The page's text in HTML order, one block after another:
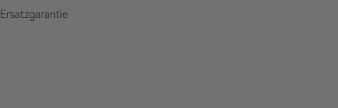
Ersatzgarantie